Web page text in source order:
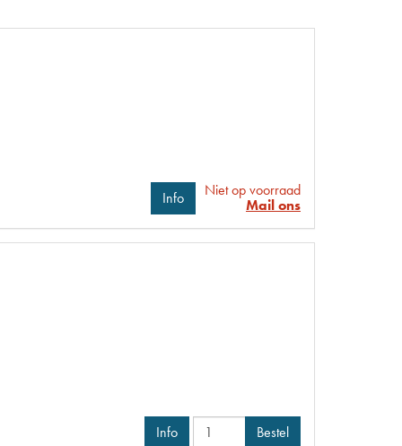
Info
Niet op voorraad
Mail ons
Info
Bestel